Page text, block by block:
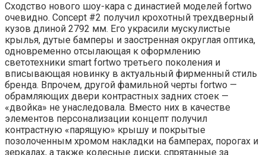
Сходство нового шоу-кара с династией моделей fortwo
очевидно. Concept #2 получил крохотный трехдверный
кузов длиной 2792 мм. Его украсили мускулистые
крылья, дутые бамперы и заостренная округлая оптика,
одновременно отсылающая к оформлению
светотехники smart fortwo третьего поколения и
вписывающая новинку в актуальный фирменный стиль
бренда. Впрочем, другой фамильной черты fortwo —
обрамляющих двери контрастных задних стоек —
«двойка» не унаследовала. Вместо них в качестве
элементов персонализации концепт получил
контрастную «парящую» крышу и покрытые
позолоченным хромом накладки на бамперах, порогах и
зеркалах, а также колесные диски, спрятанные за